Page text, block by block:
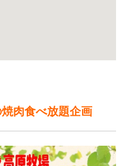
肉食べ放題企画